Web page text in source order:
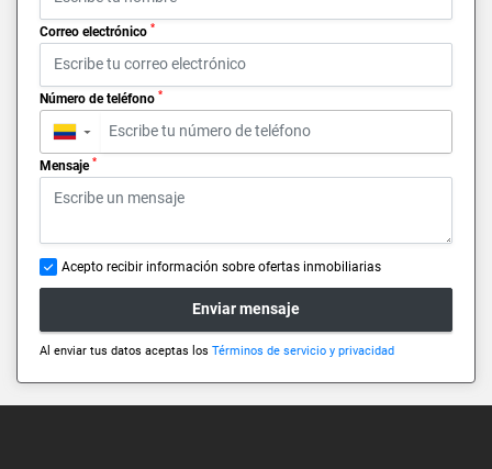
Correo electrónico *
Número de teléfono *
▼
Mensaje *
Acepto recibir información sobre ofertas inmobiliarias
Enviar mensaje
Al enviar tus datos aceptas los Términos de servicio y privacidad